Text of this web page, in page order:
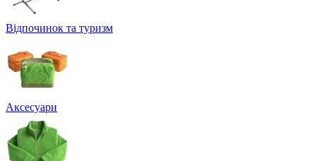
Відпочинок та туризм
Аксесуари